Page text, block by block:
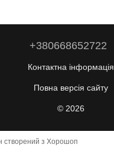
+380668652722
Контактна інформація
Повна версія сайту
© 2026
створений з Хорошоп